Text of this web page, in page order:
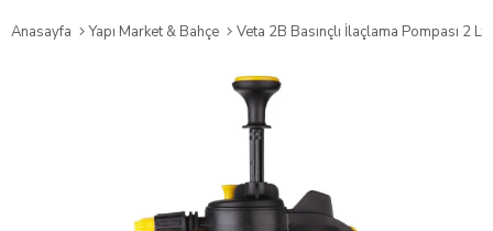
Anasayfa Yapı Market & Bahçe Veta 2B Basınçlı İlaçlama Pompası 2 Lt